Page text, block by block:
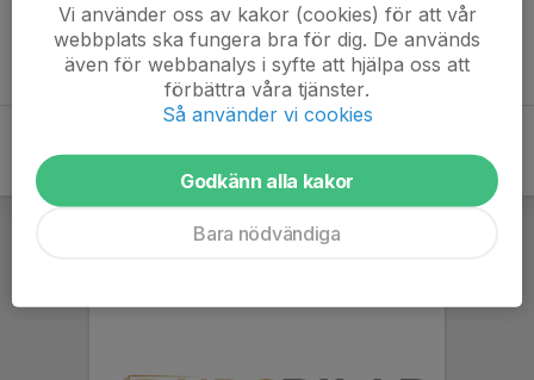
Inget skrivet
Vi använder oss av kakor (cookies) för att vår
webbplats ska fungera bra för dig. De används
även för webbanalys i syfte att hjälpa oss att
förbättra våra tjänster.
Så använder vi cookies
Godkänn alla kakor
Bara nödvändiga